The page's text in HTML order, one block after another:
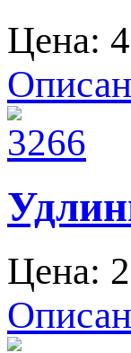
Цена:
Цена: